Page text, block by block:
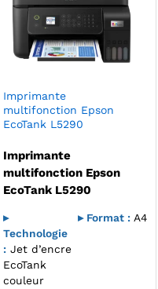
Imprimante
multifonction Epson
EcoTank L5290
Imprimante
multifonction Epson
EcoTank L5290
▸
Technologie
: Jet d’encre
EcoTank
couleur
▸ Format : A4